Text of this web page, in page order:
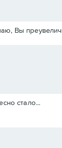
Вы
стало...